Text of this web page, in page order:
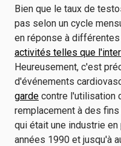
Bien que le taux de
pas selon un cycle
en réponse à
activités telles que
Heureusement, c'est
d'événements
garde contre l'utilisation
remplacement à des
qui était une industrie
années 1990 et jusqu'à